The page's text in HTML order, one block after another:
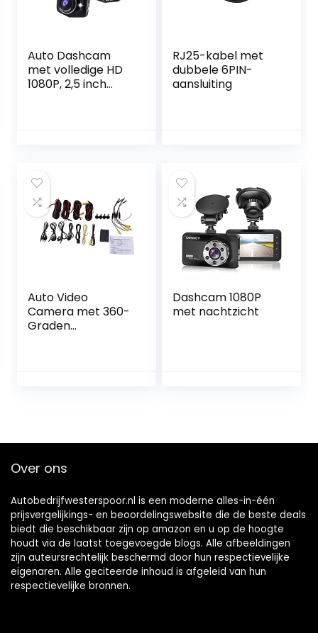
Auto Dashcam
met volledige HD
1080P, 2,5 inch
RJ25-kabel met
dubbele 6PIN-
aansluiting
Auto Video
Camera met 360-
Graden
Dashcam 1080P
met nachtzicht
Over ons
Autobedrijfwesterspoor.nl is een moderne alles-in-één
prijsvergelijkings- en beoordelingswebsite die de beste deals
biedt die beschikbaar zijn op amazon en u op de hoogte
houdt via de laatst toegevoegde blogs. Alle afbeeldingen
zijn auteursrechtelijk beschermd door hun respectievelijke
eigenaren. Alle geciteerde inhoud is afgeleid van hun
respectievelijke bronnen.